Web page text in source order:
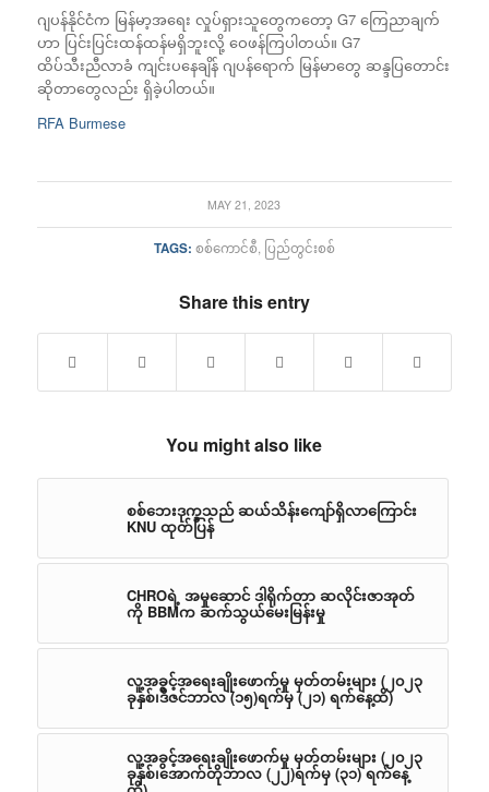
ဂျပန်နိုင်ငံက မြန်မာ့အရေး လှုပ်ရှားသူတွေကတော့ G7 ကြေညာချက်
ဟာ ပြင်းပြင်းထန်ထန်မရှိဘူးလို့ ဝေဖန်ကြပါတယ်။ G7
ထိပ်သီးညီလာခံ ကျင်းပနေချိန် ဂျပန်ရောက် မြန်မာတွေ ဆန္ဒပြတောင်း
ဆိုတာတွေလည်း ရှိခဲ့ပါတယ်။
RFA Burmese
MAY 21, 2023
TAGS: စစ်ကောင်စီ, ပြည်တွင်းစစ်
Share this entry
You might also like
စစ်ဘေးဒုက္ခသည် ဆယ်သိန်းကျော်ရှိလာကြောင်း
KNU ထုတ်ပြန်
CHROရဲ့ အမှုဆောင် ဒါရိုက်တာ ဆလိုင်းဇာအုတ်
ကို BBMက ဆက်သွယ်မေးမြန်းမှု
လူ့အခွင့်အရေးချိုးဖောက်မှု မှတ်တမ်းများ (၂၀၂၃
ခုနှစ်၊ဒီဇင်ဘာလ (၁၅)ရက်မှ (၂၁) ရက်နေ့ထိ)
လူ့အခွင့်အရေးချိုးဖောက်မှု မှတ်တမ်းများ (၂၀၂၃
ခုနှစ်၊အောက်တိုဘာလ (၂၂)ရက်မှ (၃၁) ရက်နေ့